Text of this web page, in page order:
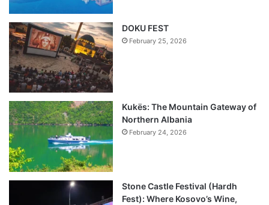
DOKU FEST
February 25, 2026
Kukës: The Mountain Gateway of
Northern Albania
February 24, 2026
Stone Castle Festival (Hardh
Fest): Where Kosovo’s Wine,